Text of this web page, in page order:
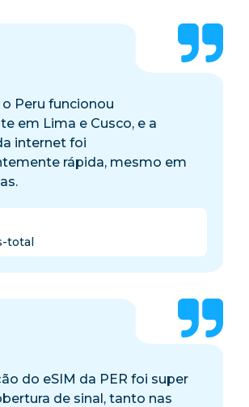
o Peru funcionou
em Lima e Cusco, e a
internet foi
rápida, mesmo em
total
do eSIM da PER foi super
de sinal, tanto nas